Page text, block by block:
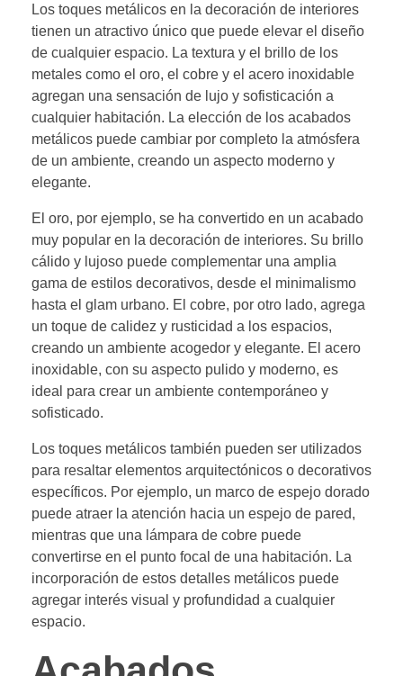
Los toques metálicos en la decoración de interiores
tienen un atractivo único que puede elevar el diseño
de cualquier espacio. La textura y el brillo de los
metales como el oro, el cobre y el acero inoxidable
agregan una sensación de lujo y sofisticación a
cualquier habitación. La elección de los acabados
metálicos puede cambiar por completo la atmósfera
de un ambiente, creando un aspecto moderno y
elegante.
El oro, por ejemplo, se ha convertido en un acabado
muy popular en la decoración de interiores. Su brillo
cálido y lujoso puede complementar una amplia
gama de estilos decorativos, desde el minimalismo
hasta el glam urbano. El cobre, por otro lado, agrega
un toque de calidez y rusticidad a los espacios,
creando un ambiente acogedor y elegante. El acero
inoxidable, con su aspecto pulido y moderno, es
ideal para crear un ambiente contemporáneo y
sofisticado.
Los toques metálicos también pueden ser utilizados
para resaltar elementos arquitectónicos o decorativos
específicos. Por ejemplo, un marco de espejo dorado
puede atraer la atención hacia un espejo de pared,
mientras que una lámpara de cobre puede
convertirse en el punto focal de una habitación. La
incorporación de estos detalles metálicos puede
agregar interés visual y profundidad a cualquier
espacio.